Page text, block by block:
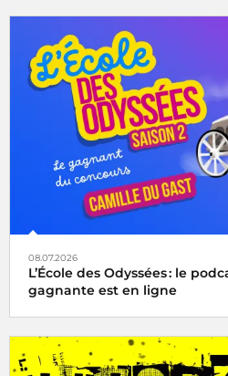
08.07.2026
L’École des Odyssées : le
gagnante est en ligne